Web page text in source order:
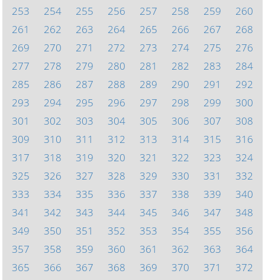
253
254 255 256 257 258 259
260
261
262 263 264 265 266 267
268
269
270 271 272 273 274 275
276
277
278 279 280 281 282 283
284
285
286 287 288 289 290 291
292
293
294 295 296 297 298 299
300
301
302 303 304 305 306 307
308
309
310 311 312 313 314 315
316
317
318 319 320 321 322 323
324
325
326 327 328 329 330 331
332
333
334 335 336 337 338 339
340
341
342 343 344 345 346 347
348
349
350 351 352 353 354 355
356
357
358 359 360 361 362 363
364
365
366 367 368 369 370 371
372